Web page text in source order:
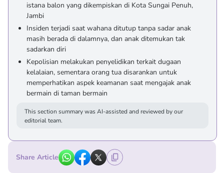
istana balon yang dikempiskan di Kota Sungai Penuh,
Jambi
Insiden terjadi saat wahana ditutup tanpa sadar anak
masih berada di dalamnya, dan anak ditemukan tak
sadarkan diri
Kepolisian melakukan penyelidikan terkait dugaan
kelalaian, sementara orang tua disarankan untuk
memperhatikan aspek keamanan saat mengajak anak
bermain di taman bermain
This section summary was AI-assisted and reviewed by our
editorial team.
Share Article